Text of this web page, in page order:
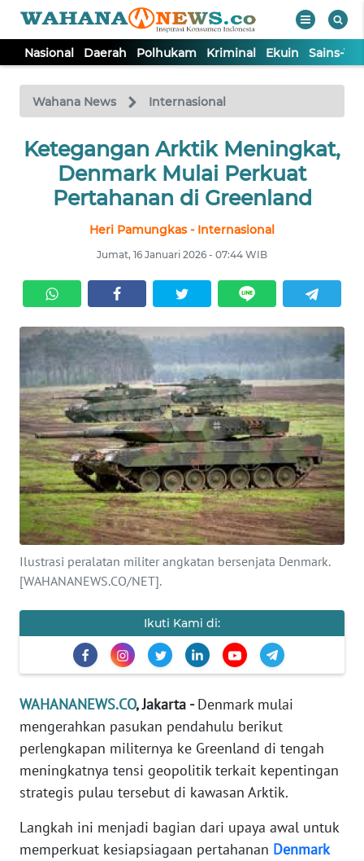
Nasional Daerah Polhukam Kriminal Ekuin Sains-
Wahana News Internasional
Ketegangan Arktik Meningkat,
Denmark Mulai Perkuat
Pertahanan di Greenland
Heri Pamungkas - Internasional
Jumat, 16 Januari 2026 - 07:44 WIB
Ilustrasi peralatan militer angkatan bersenjata Denmark.
[WAHANANEWS.CO/NET].
Ikuti Kami di:
WAHANANEWS.CO, Jakarta -Denmark mulai
mengerahkan pasukan pendahulu berikut
perlengkapan militernya ke Greenland di tengah
meningkatnya tensi geopolitik terkait kepentingan
strategis pulau tersebut di kawasan Arktik.
Langkah ini menjadi bagian dari upaya awal untuk
memperkuat kesiapsiagaan pertahanan Denmark
TV
Tutup
NASIONAL
DAERAH
KRIMINAL
EKUIN
SAINS-TEKNO
KESEHATAN
INTERNASIONAL
SERBA-SERBI
PENDIDIKAN
Informasi
INDEKS
BERITA
KONTAK
KAMI